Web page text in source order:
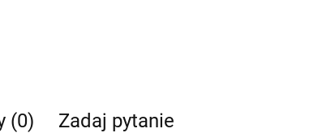
(0) Zadaj pytanie